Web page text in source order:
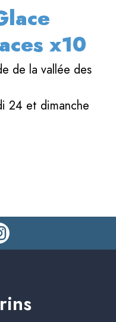
x10
de la vallée des
24 et dimanche